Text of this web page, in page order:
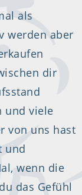
als
werden aber
dir
und viele
von uns hast
und
wenn die
das Gefühl